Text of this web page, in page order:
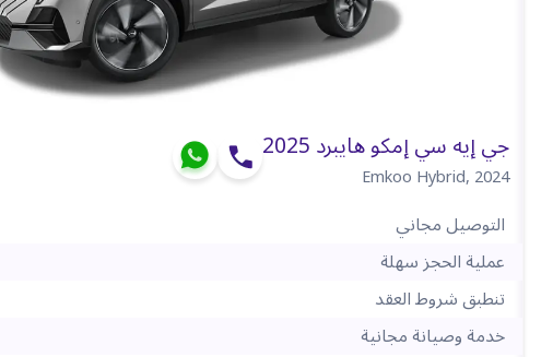
جي إيه سي إمكو هايبرد 2025
Emkoo Hybrid,2024
التوصيل مجاني
عملية الحجز سهلة
تنطبق شروط العقد
خدمة وصيانة مجانية